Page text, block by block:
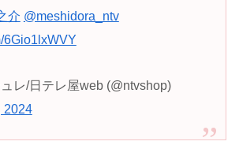
介 @meshidora_ntv
6Gio1lxWVY
レ/日テレ屋web (@ntvshop)
2024